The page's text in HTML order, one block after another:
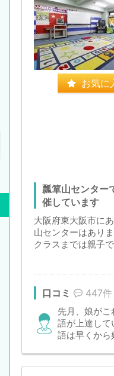
お気に
瓢箪山センター
催しています
大阪府東大阪市に
山センターはあり
クラスまでは親子
口コミ 447件
先月、娘が
語が上達し
語は早くから